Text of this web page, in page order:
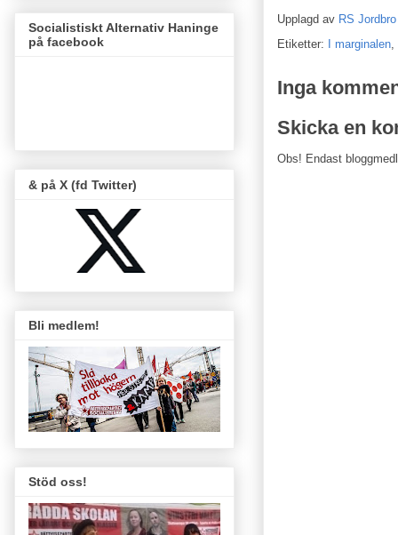
Upplagd av RS Jordbro
Etiketter:
I marginalen
Inga
Skicka en
Obs! Endast
Socialistiskt Alternativ Haninge
på facebook
& på X (fd Twitter)
Bli medlem!
Stöd oss!